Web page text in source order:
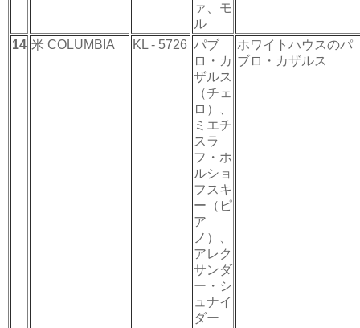
ァ、モ
ル
14 米 COLUMBIA KL - 5726 パブ
ロ・カ
ザルス
（チェ
ロ）、
ミエチ
スラ
フ・ホ
ルショ
フスキ
ー（ピ
ア
ノ）、
アレク
サンダ
ー・シ
ュナイ
ダー
ホワイトハウスのパ
ブロ・カザルス